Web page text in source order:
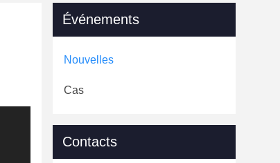
Événements
Nouvelles
Cas
Contacts